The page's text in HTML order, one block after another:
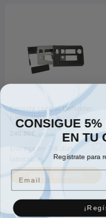
Consola central Defender
hasta 2002
240.00€
Añadir al carrito
CONSIGUE
EN TU
Regístrate para
Email